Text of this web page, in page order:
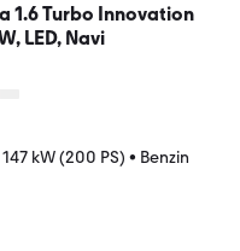
1.6 Turbo Innovation
LED, Navi
147 kW (200 PS) • Benzin